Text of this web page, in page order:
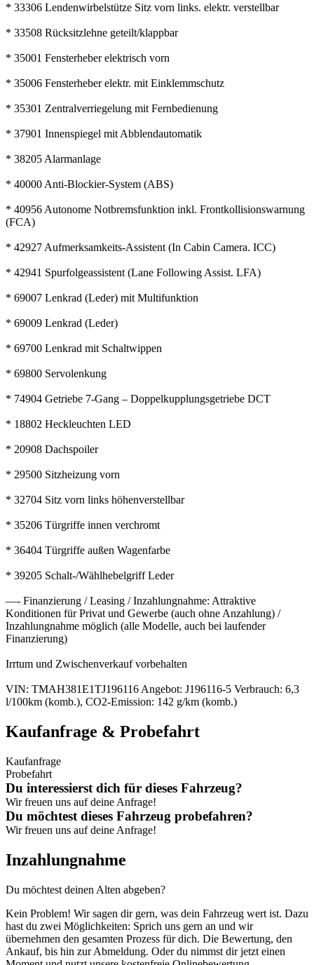
* 33306 Lendenwirbelstütze Sitz vorn links. elektr. verstellbar
* 33508 Rücksitzlehne geteilt/klappbar
* 35001 Fensterheber elektrisch vorn
* 35006 Fensterheber elektr. mit Einklemmschutz
* 35301 Zentralverriegelung mit Fernbedienung
* 37901 Innenspiegel mit Abblendautomatik
* 38205 Alarmanlage
* 40000 Anti-Blockier-System (ABS)
* 40956 Autonome Notbremsfunktion inkl. Frontkollisionswarnung
(FCA)
* 42927 Aufmerksamkeits-Assistent (In Cabin Camera. ICC)
* 42941 Spurfolgeassistent (Lane Following Assist. LFA)
* 69007 Lenkrad (Leder) mit Multifunktion
* 69009 Lenkrad (Leder)
* 69700 Lenkrad mit Schaltwippen
* 69800 Servolenkung
* 74904 Getriebe 7-Gang – Doppelkupplungsgetriebe DCT
* 18802 Heckleuchten LED
* 20908 Dachspoiler
* 29500 Sitzheizung vorn
* 32704 Sitz vorn links höhenverstellbar
* 35206 Türgriffe innen verchromt
* 36404 Türgriffe außen Wagenfarbe
* 39205 Schalt-/Wählhebelgriff Leder
—- Finanzierung / Leasing / Inzahlungnahme: Attraktive
Konditionen für Privat und Gewerbe (auch ohne Anzahlung) /
Inzahlungnahme möglich (alle Modelle, auch bei laufender
Finanzierung)
Irrtum und Zwischenverkauf vorbehalten
VIN: TMAH381E1TJ196116 Angebot: J196116-5 Verbrauch: 6,3
l/100km (komb.), CO2-Emission: 142 g/km (komb.)
Kauf­anfrage & Probefahrt
Kaufanfrage
Probefahrt
Du interessierst dich für dieses Fahrzeug?
Wir freuen uns auf deine Anfrage!
Du möchtest dieses Fahrzeug probefahren?
Wir freuen uns auf deine Anfrage!
Inzahlung­nahme
Du möchtest deinen Alten abgeben?
Kein Problem! Wir sagen dir gern, was dein Fahrzeug wert ist. Dazu
hast du zwei Möglichkeiten: Sprich uns gern an und wir
übernehmen den gesamten Prozess für dich. Die Bewertung, den
Ankauf, bis hin zur Abmeldung. Oder du nimmst dir jetzt einen